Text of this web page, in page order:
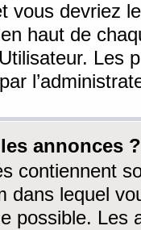
vous devriez
haut de
Les
annonces ?
contiennent
dans lequel
possible. Les